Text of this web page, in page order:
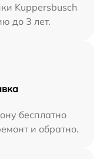
Kuppersbusch
до 3 лет.
бесплатно
и обратно.